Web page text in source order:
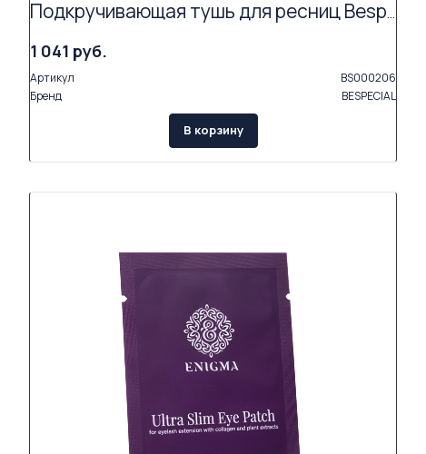
Подкручивающая тушь для ресниц Bespecial «ROCK'N'CURL» (цвет coal black 01)
1 041 руб.
Артикул
BS000206
Бренд
BESPECIAL
В корзину